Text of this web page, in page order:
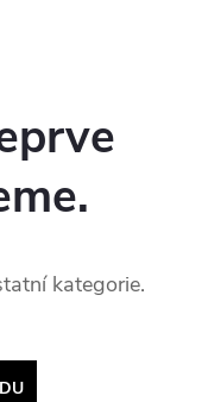
kategorie.